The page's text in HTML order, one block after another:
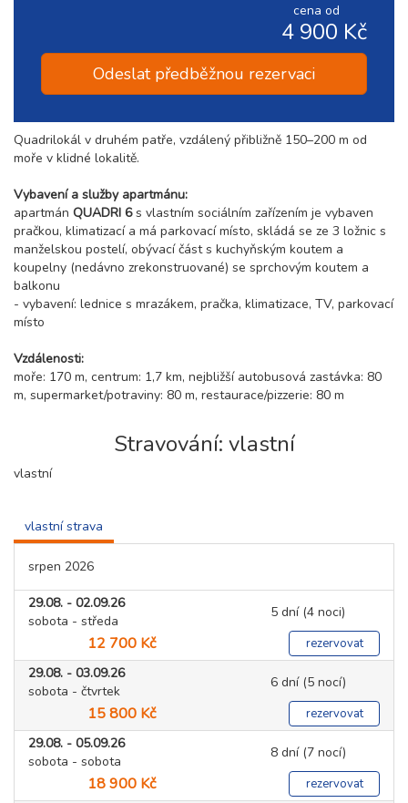
cena od
4 900 Kč
Odeslat předběžnou rezervaci
Quadrilokál v druhém patře, vzdálený přibližně 150–200 m od
moře v klidné lokalitě.
Vybavení a služby apartmánu:
apartmán QUADRI 6s vlastním sociálním zařízením je vybaven
pračkou, klimatizací a má parkovací místo, skládá se ze 3 ložnic s
manželskou postelí, obývací část s kuchyňským koutem a
koupelny (nedávno zrekonstruované) se sprchovým koutem a
balkonu
- vybavení: lednice s mrazákem, pračka, klimatizace, TV, parkovací
místo
Vzdálenosti:
moře: 170 m, centrum: 1,7 km, nejbližší autobusová zastávka: 80
m, supermarket/potraviny: 80 m, restaurace/pizzerie: 80 m
Stravování: vlastní
vlastní
vlastní strava
srpen 2026
29.08. - 02.09.26
sobota - středa
5 dní (4 noci)
12 700 Kč rezervovat
29.08. - 03.09.26
sobota - čtvrtek
6 dní (5 nocí)
15 800 Kč rezervovat
29.08. - 05.09.26
sobota - sobota
8 dní (7 nocí)
18 900 Kč rezervovat